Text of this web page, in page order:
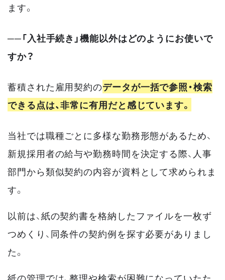
ます。
──「入社手続き」機能以外はどのようにお使いで
すか？
蓄積された雇用契約のデータが一括で参照・検索
できる点は、非常に有用だと感じています。
当社では職種ごとに多様な勤務形態があるため、
新規採用者の給与や勤務時間を決定する際、人事
部門から類似契約の内容が資料として求められま
す。
以前は、紙の契約書を格納したファイルを一枚ず
つめくり、同条件の契約例を探す必要がありまし
た。